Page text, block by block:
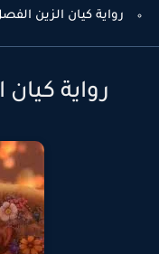
رواية كيان الزين الفصل
رواية كيان